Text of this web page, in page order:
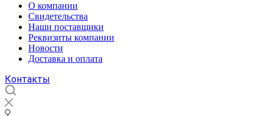
О компании
Свидетельства
Наши поставщики
Реквизиты компании
Новости
Доставка и оплата
Контакты